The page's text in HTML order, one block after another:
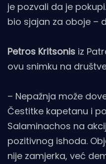
je pozvali da je
bio sjajan za oboje –
Petros Kritsonis iz
ovu snimku na
– Nepažnja može
Čestitke kapetanu i
Salaminachos na
pozitivnog ishoda.
nije zamjerka, već